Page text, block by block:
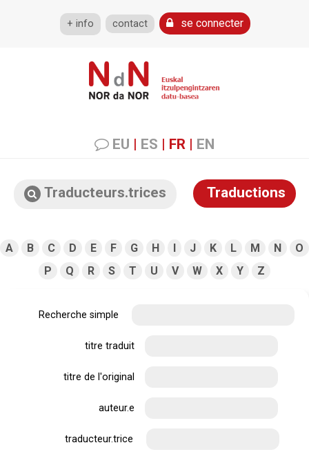
+ info contact se connecter
EU | ES | FR | EN
Traducteurs.trices Traductions
A B C D E F G H I J K L M N
O
P
Q R S T U V W X Y Z
Recherche simple
titre traduit
titre de l'original
auteur.e
traducteur.trice